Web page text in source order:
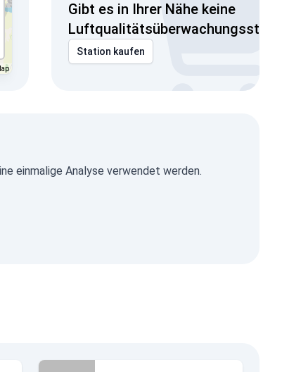
Gibt es in Ihrer Nähe keine
Station kaufen
einmalige Analyse verwendet werden.